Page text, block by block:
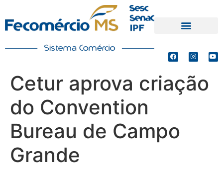
Cetur aprova criação
do Convention
Bureau de Campo
Grande